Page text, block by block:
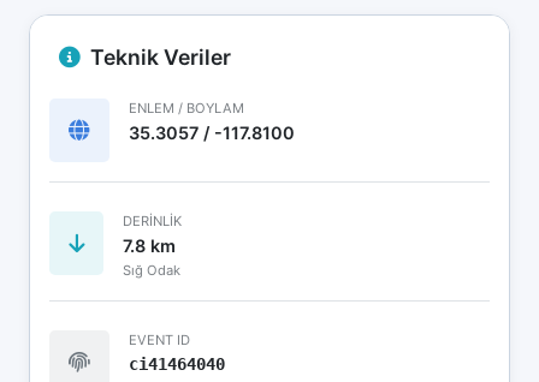
Teknik Veriler
ENLEM / BOYLAM
35.3057 / -117.8100
DERINLIK
7.8 km
Sığ Odak
EVENT ID
ci41464040